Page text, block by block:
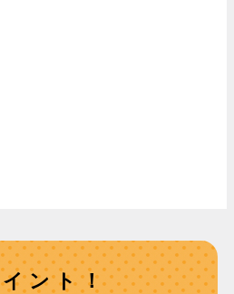
ント！